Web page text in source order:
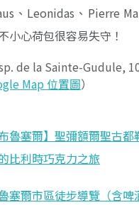
、Leonidas、Pierre
小心荷包很容易失守！
de la Sainte-Gudule,
Map 位置圖）
布魯塞爾】聖彌額爾聖古
比利時巧克力之旅
塞爾市區徒步導覽（含啤